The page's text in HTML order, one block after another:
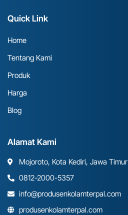
Quick Link
Home
Tentang Kami
Produk
Harga
Blog
Alamat Kami
Mojoroto, Kota Kediri, Jawa Timur
0812-2000-5357
info@produsenkolamterpal.com
produsenkolamterpal.com